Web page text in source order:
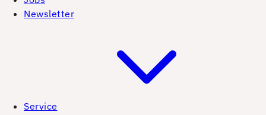
Newsletter
Service